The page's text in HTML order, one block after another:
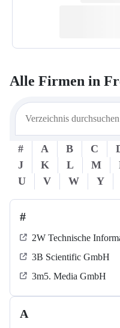
Alle Firmen in
# A B C
J
K L M
U
V W Y
#
2W Technische
3B Scientific GmbH
3m5. Media GmbH
A